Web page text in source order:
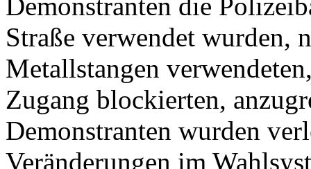
Straße verwendet wurden,
Metallstangen
Zugang blockierten,
Demonstranten wurden
Veränderungen im